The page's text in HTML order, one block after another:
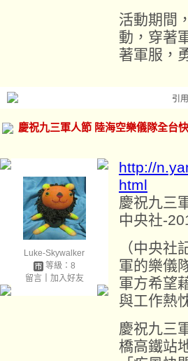
活動期間
動，穿著
著軍服，
引
慶祝九三軍人節 陸海空樂儀隊全台
Luke-Skywalker
等級：8
留言｜ 加入好友
http://
html
慶祝九三
中央社-
（中央
軍的樂儀
軍方希望
與工作熱
慶祝九三
橋高鐵站